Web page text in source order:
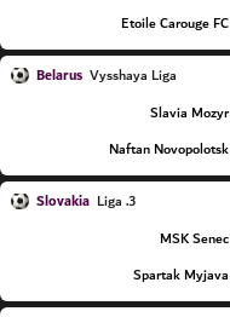
Etoile Carouge FC
Belarus Vysshaya Liga
Slavia Mozyr
Naftan Novopolotsk
Slovakia
3. Liga
MSK Senec
Spartak Myjava